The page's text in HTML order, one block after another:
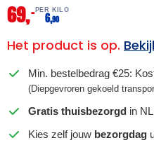
69,– PER KILO
6,90
Het product is op.
Min. bestelbedrag €25:
(Diepgevroren gekoeld
Gratis thuisbezorgd in
Kies zelf jouw bezorgdag